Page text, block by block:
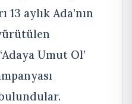
13 aylık Ada’nın
Umut Ol’